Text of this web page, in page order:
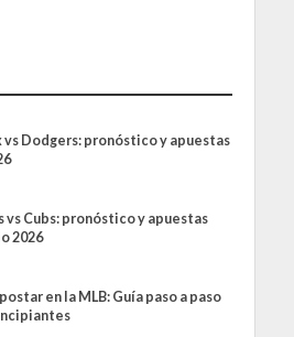
vs Dodgers: pronóstico y apuestas
vs Cubs: pronóstico y apuestas
2026
en la MLB: Guía paso a paso